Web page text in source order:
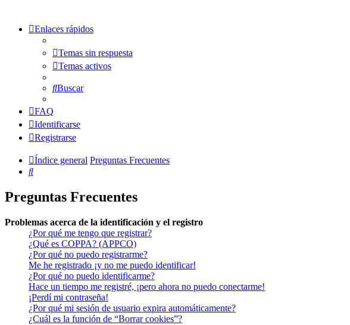
Enlaces rápidos
Temas sin respuesta
Temas activos
Buscar
FAQ
Identificarse
Registrarse
Índice general Preguntas Frecuentes
Buscar
Preguntas Frecuentes
Problemas acerca de la identificación y el registro
¿Por qué me tengo que registrar?
¿Qué es COPPA? (APPCO)
¿Por qué no puedo registrarme?
Me he registrado ¡y no me puedo identificar!
¿Por qué no puedo identificarme?
Hace un tiempo me registré, ¡pero ahora no puedo conectarme!
¡Perdí mi contraseña!
¿Por qué mi sesión de usuario expira automáticamente?
¿Cuál es la función de “Borrar cookies”?